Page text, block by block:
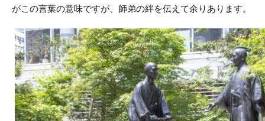
がこの言葉の意味ですが、師弟の絆を伝えて余りあります。